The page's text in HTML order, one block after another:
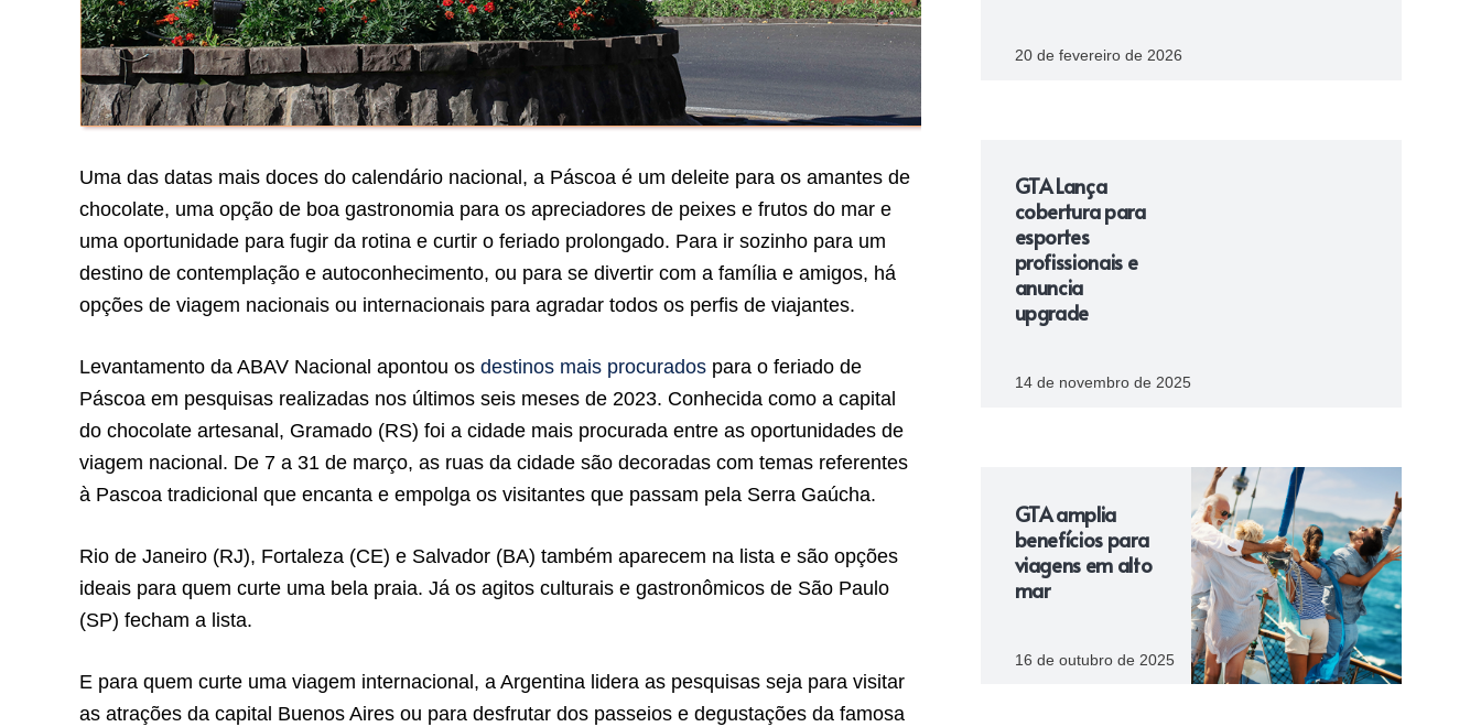
Uma das datas mais doces do calendário nacional, a Páscoa é um deleite para os amantes de
chocolate, uma opção de boa gastronomia para os apreciadores de peixes e frutos do mar e
uma oportunidade para fugir da rotina e curtir o feriado prolongado. Para ir sozinho para um
destino de contemplação e autoconhecimento, ou para se divertir com a família e amigos, há
opções de viagem nacionais ou internacionais para agradar todos os perfis de viajantes.
Levantamento da ABAV Nacional apontou os destinos mais procurados para o feriado de
Páscoa em pesquisas realizadas nos últimos seis meses de 2023. Conhecida como a capital
do chocolate artesanal, Gramado (RS) foi a cidade mais procurada entre as oportunidades de
viagem nacional. De 7 a 31 de março, as ruas da cidade são decoradas com temas referentes
à Pascoa tradicional que encanta e empolga os visitantes que passam pela Serra Gaúcha.
Rio de Janeiro (RJ), Fortaleza (CE) e Salvador (BA) também aparecem na lista e são opções
ideais para quem curte uma bela praia. Já os agitos culturais e gastronômicos de São Paulo
(SP) fecham a lista.
E para quem curte uma viagem internacional, a Argentina lidera as pesquisas seja para visitar
as atrações da capital Buenos Aires ou para desfrutar dos passeios e degustações da famosa
20 de fevereiro de 2026
GTA Lança
cobertura para
esportes
profissionais e
anuncia
upgrade
14 de novembro de 2025
GTA amplia
benefícios para
viagens em alto
mar
16 de outubro de 2025